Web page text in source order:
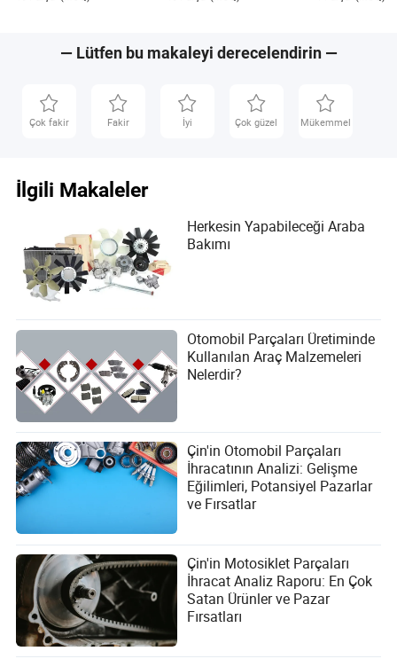
tutmalısınız, çünkü servis aralıkları markaya, yaşa ve
durumda, aracınızı en az yılda bir kez servise götürmeyi
unutmayın.
TM000A30801
— Lütfen bu makaleyi derecelendirin —
Çok fakir Fakir İyi Çok güzel Mükemmel
İlgili Makaleler
Herkesin Yapabileceği Araba
Bakımı
Otomobil Parçaları Üretiminde
Kullanılan Araç Malzemeleri
Nelerdir?
Çin'in Otomobil Parçaları
İhracatının Analizi: Gelişme
Eğilimleri, Potansiyel Pazarlar
ve Fırsatlar
Çin'in Motosiklet Parçaları
İhracat Analiz Raporu: En Çok
Satan Ürünler ve Pazar
Fırsatları